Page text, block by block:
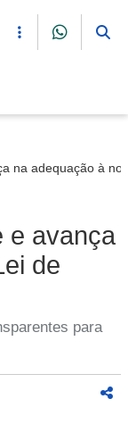
na adequação à
e avança
de
para